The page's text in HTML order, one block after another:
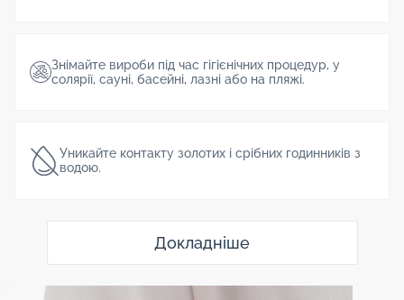
Знімайте вироби під час гігієнічних процедур, у
солярії, сауні, басейні, лазні або на пляжі.
Уникайте контакту золотих і срібних годинників з
водою.
Докладніше